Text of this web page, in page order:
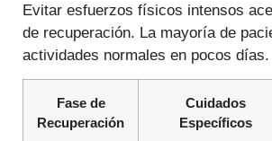
Evitar esfuerzos físicos intensos
de recuperación. La mayoría de
actividades normales en pocos días.
Fase de
Recuperación
Cuidados
Específicos